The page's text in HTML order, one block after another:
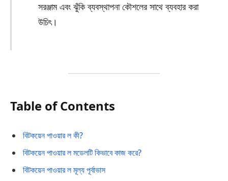
সরঞ্জাম এবং ঝুঁকি ব্যবস্থাপনা কৌশলের সাথে ব্যবহার করা
উচিৎ।
Table of Contents
বিটকয়েন পাওয়ার ল কী?
বিটকয়েন পাওয়ার ল মডেলটি কিভাবে কাজ করে?
বিটকয়েন পাওয়ার ল মূল্য পূর্বাভাস